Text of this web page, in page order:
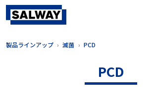
製品ラインアップ 滅菌 PCD
PCD